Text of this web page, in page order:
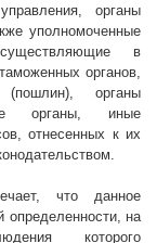
органы
уполномоченные
в
органов,
органы
органы, иные
отнесенных к их
что данное
определенности, на
которого